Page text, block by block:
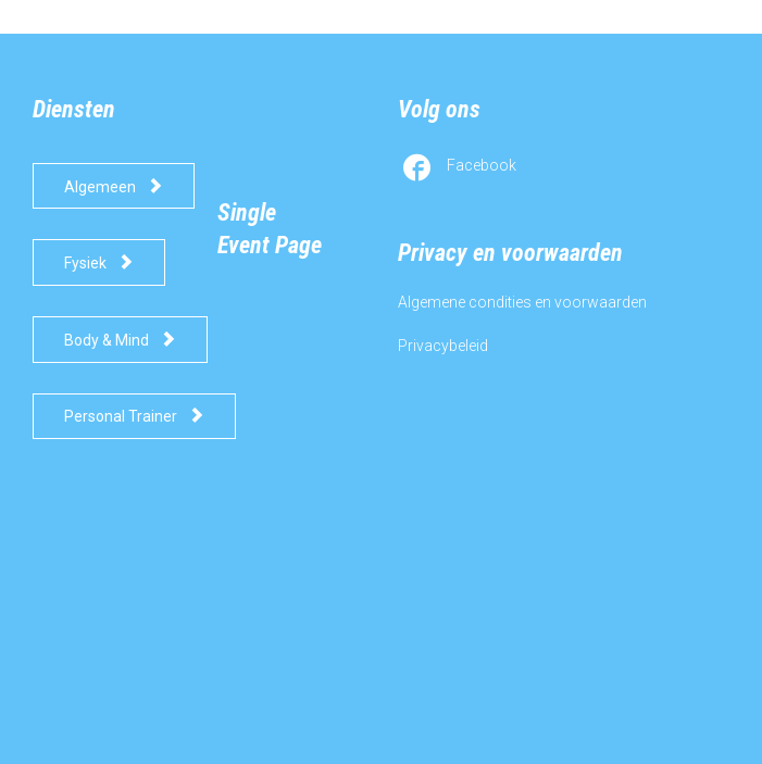
Diensten
Algemeen 
Fysiek 
Body & Mind 
Personal Trainer 
Single
Event Page
Volg ons
 Facebook
Privacy en voorwaarden
Algemene condities en voorwaarden
Privacybeleid